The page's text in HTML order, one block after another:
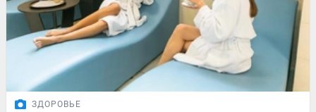
ЗДОРОВЬЕ